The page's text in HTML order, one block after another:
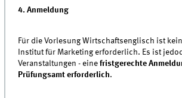
4. Anmeldung
Für die Vorlesung Wirtschaftsenglisch ist
Institut für Marketing erforderlich. Es ist
Veranstaltungen - einefristgerechte
Prüfungsamt erforderlich.